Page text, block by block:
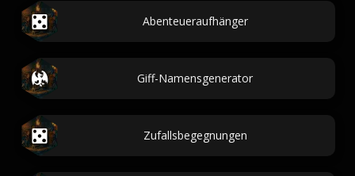
Abenteueraufhänger
Giff-Namensgenerator
Zufallsbegegnungen